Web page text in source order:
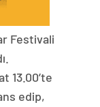
Festivali
13.00’te
edip,